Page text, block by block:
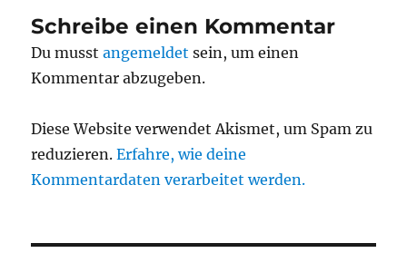
Schreibe einen Kommentar
Du musstangemeldet sein, um einen
Kommentar abzugeben.
Diese Website verwendet Akismet, um Spam zu
reduzieren.Erfahre, wie deine
Kommentardaten verarbeitet werden.